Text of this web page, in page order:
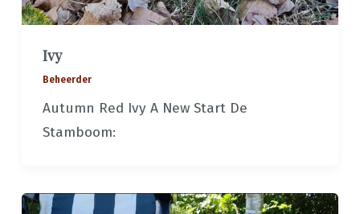
Ivy
Beheerder
Autumn Red Ivy A New Start De
Stamboom: